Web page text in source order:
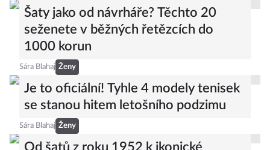
7 ikonických kousků, které vám budou
slušet ve 20 i v 60 letech
Sára Blahaj Ženy
Šaty jako od návrháře? Těchto 20
seženete v běžných řetězcích do
1000 korun
Sára Blahaj Ženy
Je to oficiální! Tyhle 4 modely tenisek